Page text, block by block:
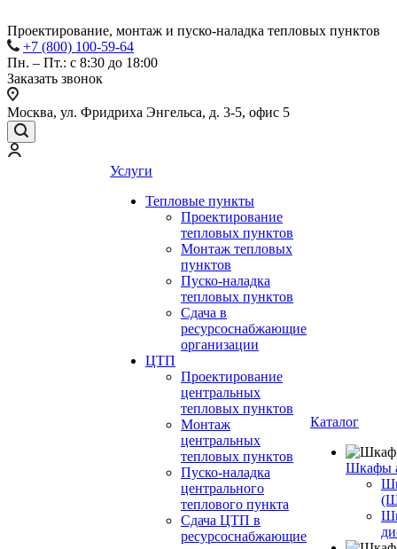
Проектирование, монтаж и пуско-наладка тепловых пунктов
+7 (800) 100-59-64
Пн. – Пт.: с 8:30 до 18:00
Заказать звонок
Москва, ул. Фридриха Энгельса, д. 3-5, офис 5
Услуги
Тепловые пункты
Проектирование
тепловых пунктов
Монтаж тепловых
пунктов
Пуско-наладка
тепловых пунктов
Сдача в
ресурсоснабжающие
организации
ЦТП
Проектирование
центральных
тепловых пунктов
Монтаж
центральных
тепловых пунктов
Пуско-наладка
центрального
теплового пункта
Сдача ЦТП в
ресурсоснабжающие
Каталог
Шкафы